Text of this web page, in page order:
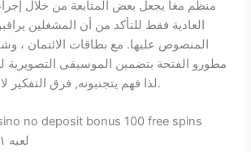
منظم مغا يجعل بعض المتابعة من خلال
العادية فقط للتأكد من أن المشغلين
المنصوص عليها. مع بطاقات الائتمان ،
مطورو الفتحة بتضمين الموسيقى التصويرية
لذا فهم يتجنبونه, فرق التفكير لا تفكر كثيرا في ذلك.
no deposit bonus 100 free spins
لعبه ٣١ الكوتشينة